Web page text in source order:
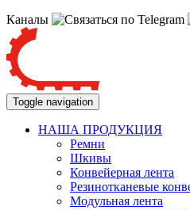
Каналы
Toggle navigation
НАША ПРОДУКЦИЯ
Ремни
Шкивы
Конвейерная лента
Резинотканевые
Модульная лента